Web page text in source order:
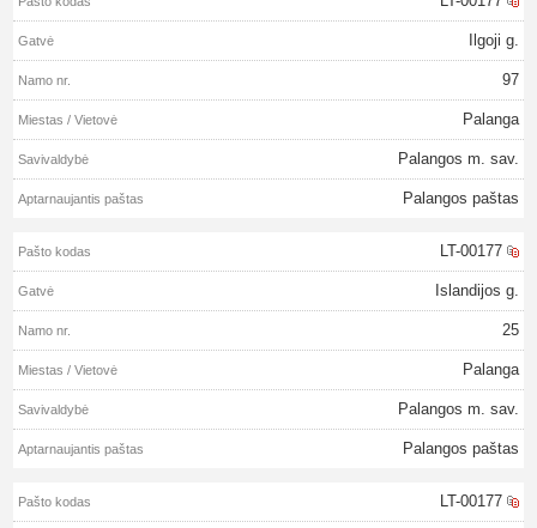
Ilgoji g.
97
Palanga
Palangos m. sav.
Palangos paštas
LT-00177
Islandijos g.
25
Palanga
Palangos m. sav.
Palangos paštas
LT-00177